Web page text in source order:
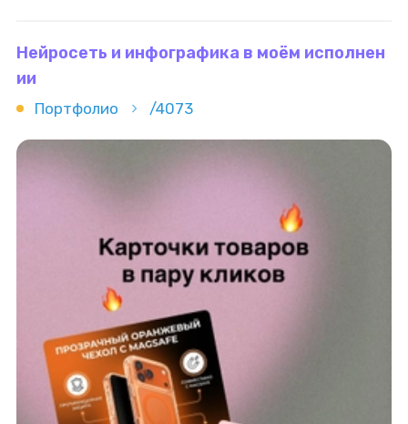
Нейросеть и инфографика в моём исполнен
ии
Портфолио /4073